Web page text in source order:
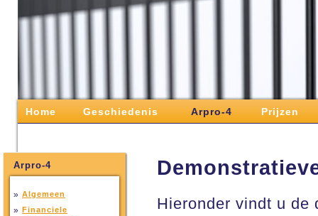
Home Geschiedenis Arpro-4 Prijzen
Arpro-4
» Algemeen
» Financiele
Hieronder vindt u de